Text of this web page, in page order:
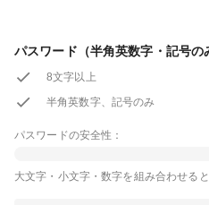
パスワード（半角英数字・記号の
8文字以上
半角英数字、記号のみ
パスワードの安全性：
大文字・小文字・数字を組み合わせる